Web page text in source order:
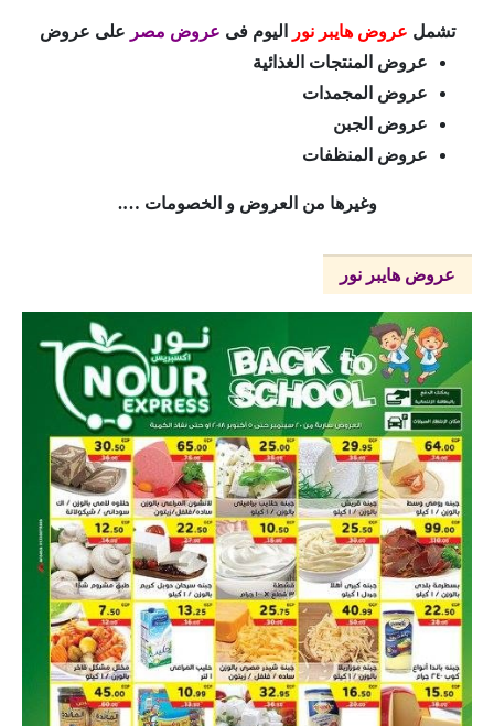
تشمل عروض هايبر نور اليوم فى عروض مصر على عروض
عروض المنتجات الغذائية
عروض المجمدات
عروض الجبن
عروض المنظفات
وغيرها من العروض و الخصومات ….
عروض هايبر نور